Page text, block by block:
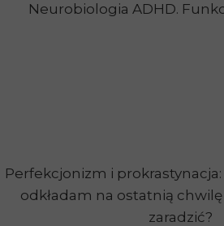
Perfekcjonizm i
odkładam na ostatnią
zaradzić?
Neurobiologia ADHD.